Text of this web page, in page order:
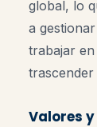
global, lo
a
trabajar en
Valores